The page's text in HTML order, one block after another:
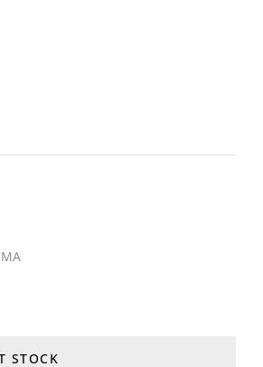
STOCK